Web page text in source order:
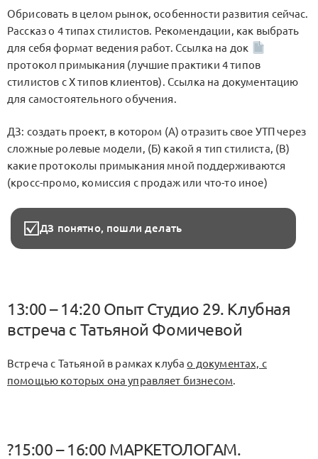
Обрисовать в целом рынок, особенности развития сейчас.
Рассказ о 4 типах стилистов. Рекомендации, как выбрать
для себя формат ведения работ. Ссылка на док
протокол примыкания (лучшие практики 4 типов
стилистов с Х типов клиентов). Ссылка на документацию
для самостоятельного обучения.
ДЗ: создать проект, в котором (А) отразить свое УТП через
сложные ролевые модели, (Б) какой я тип стилиста, (В)
какие протоколы примыкания мной поддерживаются
(кросс-промо, комиссия с продаж или что-то иное)
ДЗ понятно, пошли делать
13:00 – 14:20 Опыт Студио 29. Клубная
встреча с Татьяной Фомичевой
Встреча с Татьяной в рамках клубао документах, с
помощью которых она управляет бизнесом.
?15:00 – 16:00 МАРКЕТОЛОГАМ.